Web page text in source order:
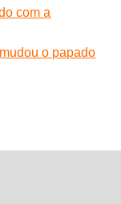
com a
o papado